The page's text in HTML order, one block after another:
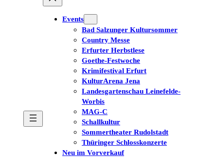
Events
Bad Salzunger Kultursommer
Country Messe
Erfurter Herbstlese
Goethe-Festwoche
Krimifestival Erfurt
KulturArena Jena
Landesgartenschau Leinefelde-
Worbis
MAG-C
Schallkultur
Sommertheater Rudolstadt
Thüringer Schlosskonzerte
Neu im Vorverkauf